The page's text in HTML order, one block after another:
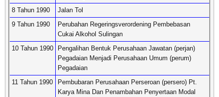
8 Tahun 1990
Jalan Tol
9 Tahun 1990
Perubahan Regeringsverordening Pembebasan
Cukai Alkohol Sulingan
10 Tahun 1990
Pengalihan Bentuk Perusahaan Jawatan (perjan)
Pegadaian Menjadi Perusahaan Umum (perum)
Pegadaian
11 Tahun 1990
Pembubaran Perusahaan Perseroan (persero) Pt.
Karya Mina Dan Penambahan Penyertaan Modal